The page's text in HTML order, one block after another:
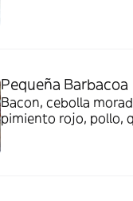
Pequeña Barbacoa
Bacon, cebolla
pimiento rojo, pollo,